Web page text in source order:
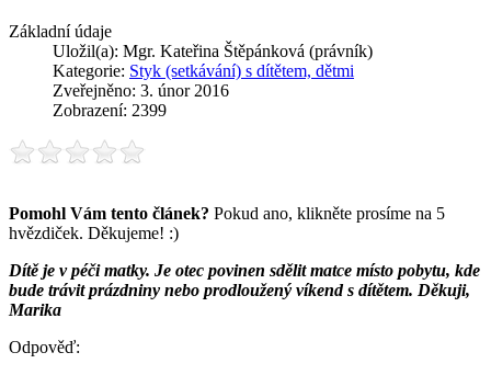
Základní údaje
Uložil(a): Mgr. Kateřina Štěpánková (právník)
Kategorie: Styk (setkávání) s dítětem, dětmi
Zveřejněno: 3. únor 2016
Zobrazení: 2399
Pomohl Vám tento článek? Pokud ano, klikněte prosíme na 5
hvězdiček. Děkujeme! :)
Dítě je v péči matky. Je otec povinen sdělit matce místo pobytu, kde
bude trávit prázdniny nebo prodloužený víkend s dítětem. Děkuji,
Marika
Odpověď: